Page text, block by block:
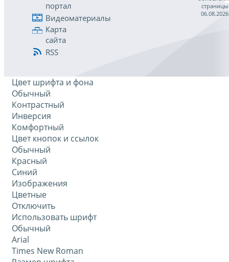
портал
Видеоматериалы
Карта
сайта
RSS
страницы
06.08.2026
Цвет шрифта и фона
Обычный
Контрастный
Инверсия
Комфортный
Цвет кнопок и ссылок
Обычный
Красный
Синий
Изображения
Цветные
Отключить
Использовать шрифт
Обычный
Arial
Times New Roman